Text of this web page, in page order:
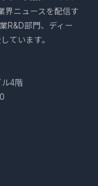
界ニュースを配信す
R&D部門、ディー
ています。
4階